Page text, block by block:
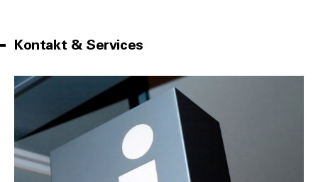
Kontakt & Services